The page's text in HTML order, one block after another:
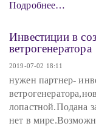
Подробнее…
Инвестиции в
ветрогенератора
2019-07-02 18:11
нужен партнер-
лопастной.Подана
нет в